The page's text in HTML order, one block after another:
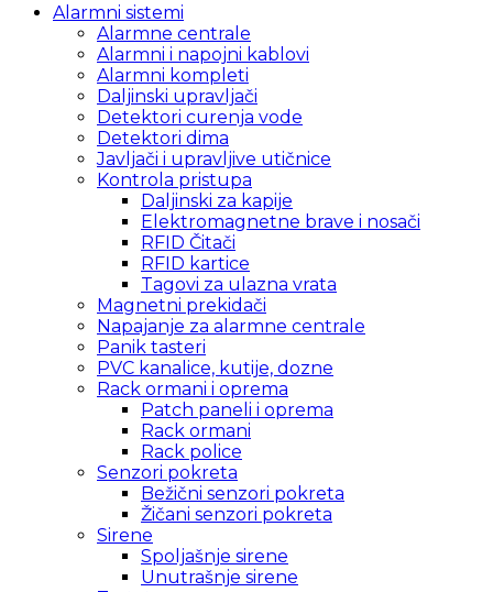
Alarmni sistemi
Alarmne centrale
Alarmni i napojni kablovi
Alarmni kompleti
Daljinski upravljači
Detektori curenja vode
Detektori dima
Javljači i upravljive utičnice
Kontrola pristupa
Daljinski za kapije
Elektromagnetne brave i nosači
RFID Čitači
RFID kartice
Tagovi za ulazna vrata
Magnetni prekidači
Napajanje za alarmne centrale
Panik tasteri
PVC kanalice, kutije, dozne
Rack ormani i oprema
Patch paneli i oprema
Rack ormani
Rack police
Senzori pokreta
Bežični senzori pokreta
Žičani senzori pokreta
Sirene
Spoljašnje sirene
Unutrašnje sirene